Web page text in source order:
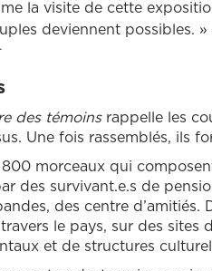
la visite de cette
deviennent possibles. »
des témoinsrappelle les
Une fois rassemblés, ils
morceaux qui
des survivant.e.s de
des centre d’amitiés.
le pays, sur des sites
et de structures